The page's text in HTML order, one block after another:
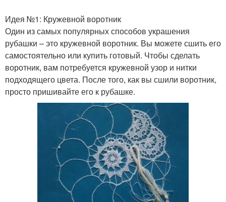
Идея №1: Кружевной воротник
Один из самых популярных способов украшения
рубашки – это кружевной воротник. Вы можете сшить его
самостоятельно или купить готовый. Чтобы сделать
воротник, вам потребуется кружевной узор и нитки
подходящего цвета. После того, как вы сшили воротник,
просто пришивайте его к рубашке.